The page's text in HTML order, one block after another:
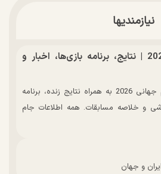
نیازمندیها
جدول جام جهانی 2026 | نتایج، برنامه بازی‌ها، اخبار و
مشاهده جدول کامل جام جهانی 2026 به همراه نتایج زنده، برنامه
و خلاصه مسابقات. همه اطلاعات جام
و جهان